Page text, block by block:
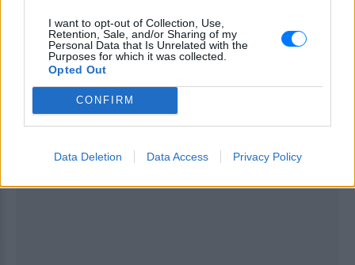
I want to opt-out of Collection, Use,
Retention, Sale, and/or Sharing of my
Personal Data that Is Unrelated with the
Purposes for which it was collected.
Opted Out
CONFIRM
Data Deletion Data Access Privacy Policy